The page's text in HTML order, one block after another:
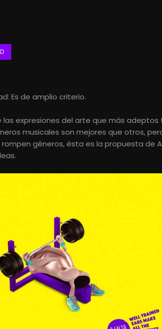
Es de amplio criterio.
las expresiones del arte que más adeptos
musicales son mejores que otros,
géneros, ésta es la propuesta de